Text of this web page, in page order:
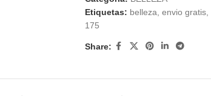
Etiquetas: belleza, envio gratis,
175
Share: